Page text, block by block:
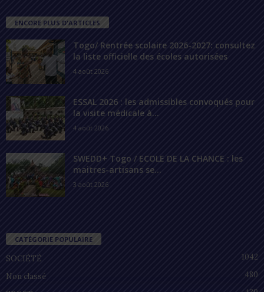
ENCORE PLUS D'ARTICLES
Togo/ Rentrée scolaire 2026-2027: consultez
la liste officielle des écoles autorisées
4 août 2026
ESSAL 2026 : les admissibles convoqués pour
la visite médicale à...
4 août 2026
SWEDD+ Togo / ECOLE DE LA CHANCE : les
maitres-artisans se...
3 août 2026
CATÉGORIE POPULAIRE
SOCIÉTÉ
1042
Non classé
480